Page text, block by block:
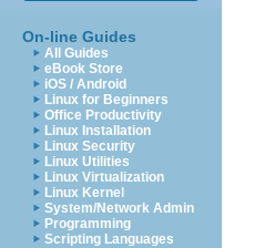
On-line Guides
All Guides
eBook Store
iOS / Android
Linux for Beginners
Office Productivity
Linux Installation
Linux Security
Linux Utilities
Linux Virtualization
Linux Kernel
System/Network Admin
Programming
Scripting Languages